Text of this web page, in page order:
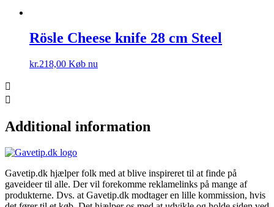
Rösle Cheese knife 28 cm Steel
kr.218,00 Køb nu
Additional information
Gavetip.dk hjælper folk med at blive inspireret til at finde på
gaveideer til alle. Der vil forekomme reklamelinks på mange af
produkterne. Dvs. at Gavetip.dk modtager en lille kommission, hvis